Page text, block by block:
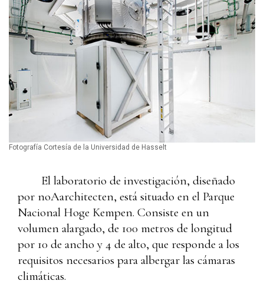
Fotografía Cortesía de la Universidad de Hasselt
El laboratorio de investigación, diseñado
por noAarchitecten, está situado en el Parque
Nacional Hoge Kempen. Consiste en un
volumen alargado, de 100 metros de longitud
por 10 de ancho y 4 de alto, que responde a los
requisitos necesarios para albergar las cámaras
climáticas.